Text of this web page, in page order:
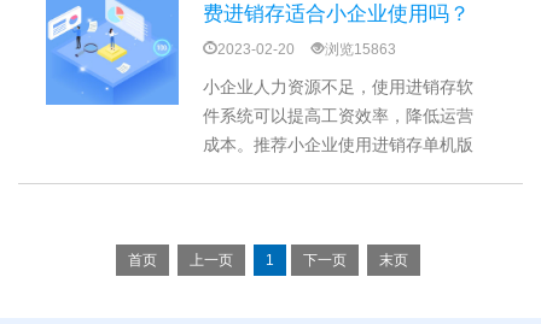
管理等系统，附带下载链接，可直接
下载使用。
费进销存适合小企业使用吗？
2023-02-20 浏览15863
小企业人力资源不足，使用进销存软
件系统可以提高工资效率，降低运营
成本。推荐小企业使用进销存单机版
首页 上一页 1 下一页 末页